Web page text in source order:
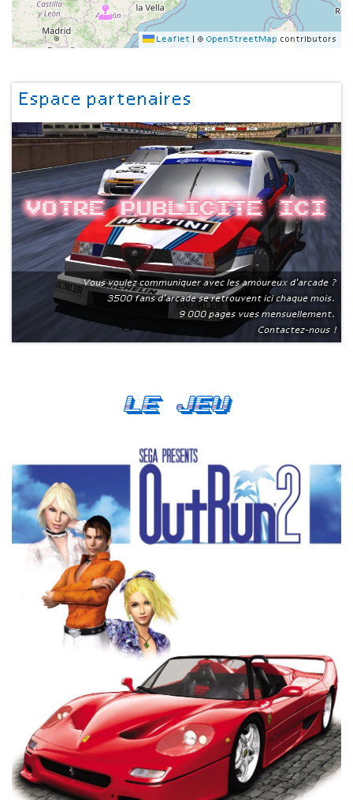
Leaflet © OpenStreetMap contributors
Espace partenaires
Votre publicite ici
Vous voulez communiquer avec les amoureux d'arcade ?
3500 fans d'arcade se retrouvent ici chaque mois.
9 000 pages vues mensuellement.
Contactez-nous !
Le Jeu